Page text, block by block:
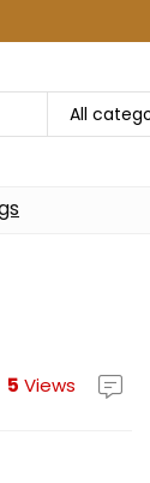
All
5 Views